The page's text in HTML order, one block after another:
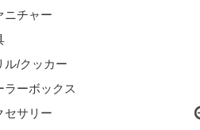
ニチャー
ル/クッカー
ラーボックス
セサリー